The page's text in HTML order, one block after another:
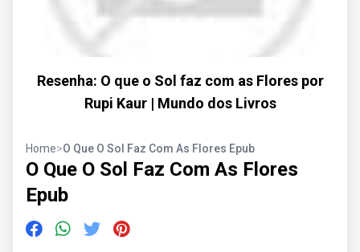
Resenha: O que o Sol faz com as Flores por
Rupi Kaur | Mundo dos Livros
Home>O Que O Sol Faz Com As Flores Epub
O Que O Sol Faz Com As Flores
Epub